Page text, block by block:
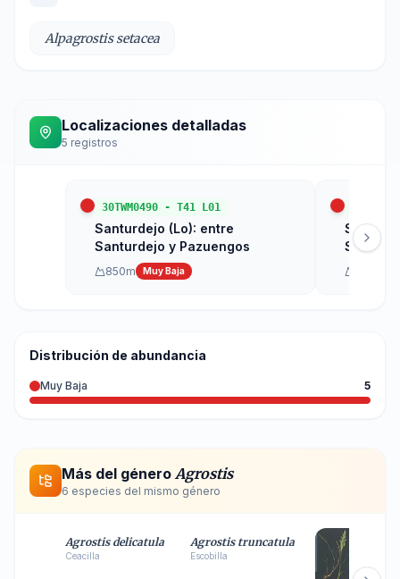
Alpagrostis setacea
Localizaciones detalladas
5 registros
30TWM0490 - T41 L01
Santurdejo (Lo): entre
Santurdejo y Pazuengos
850m Muy Baja
Distribución de abundancia
Muy Baja 5
Más del género Agrostis
6 especies del mismo género
Agrostis delicatula
Ceacilla
Agrostis truncatula
Escobilla